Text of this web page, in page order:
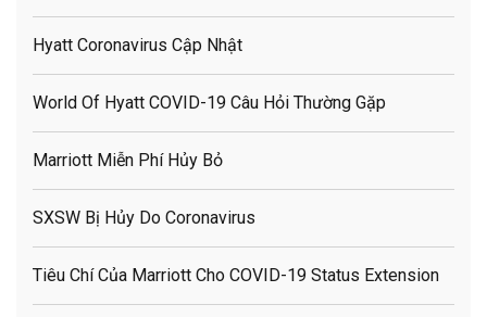
Hyatt Coronavirus Cập Nhật
World Of Hyatt COVID-19 Câu Hỏi Thường Gặp
Marriott Miễn Phí Hủy Bỏ
SXSW Bị Hủy Do Coronavirus
Tiêu Chí Của Marriott Cho COVID-19 Status Extension